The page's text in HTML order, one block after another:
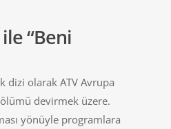
“Beni
dizi olarak ATV Avrupa
devirmek üzere.
yönüyle programlara